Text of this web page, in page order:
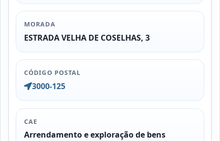
MORADA
ESTRADA VELHA DE COSELHAS, 3
CÓDIGO POSTAL
3000-125
CAE
Arrendamento e exploração de bens